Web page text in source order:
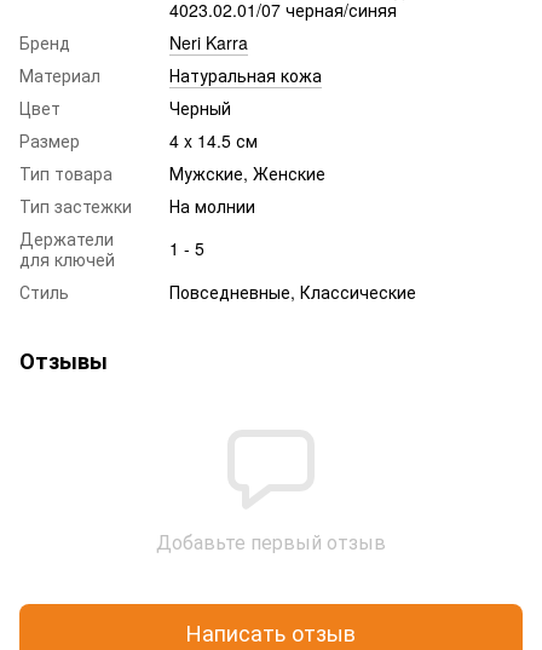
4023.02.01/07 черная/синяя
Бренд
Neri Karra
Материал
Натуральная кожа
Цвет
Черный
Размер
4 x 14.5 см
Тип товара
Мужские, Женские
Тип застежки
На молнии
Держатели
для ключей
1 - 5
Стиль
Повседневные, Классические
Отзывы
Добавьте первый отзыв
Написать отзыв